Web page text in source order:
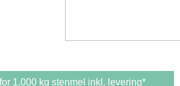
1.000 kg stenmel inkl. levering*